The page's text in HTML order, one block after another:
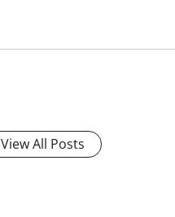
View All Posts